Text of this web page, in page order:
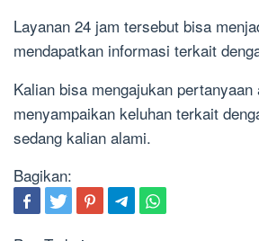
Layanan 24 jam tersebut bisa
mendapatkan informasi terkait
Kalian bisa mengajukan pertanyaan
menyampaikan keluhan terkait
sedang kalian alami.
Bagikan: